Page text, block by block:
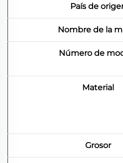
País de
Nombre de la
Número de
Material
Grosor